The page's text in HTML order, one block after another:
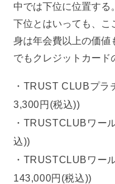
中では下位に位置する。
下位とはいっても、こ
身は年会費以上の価値
でもクレジットカード
TRUST CLUBプラ
3,300円(税込))
TRUSTCLUBワー
込))
TRUSTCLUBワー
143,000円(税込))